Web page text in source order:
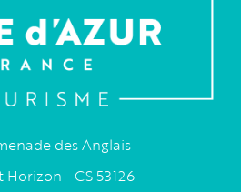
des Anglais
- CS 53126